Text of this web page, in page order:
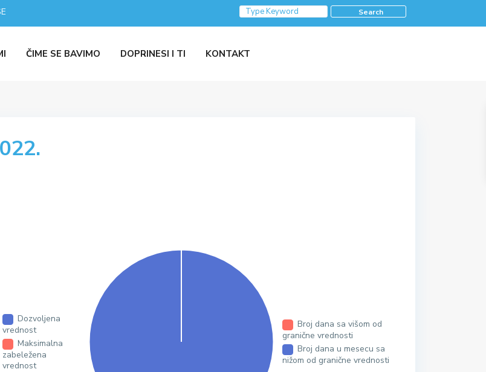
Search
ČIME SE BAVIMO DOPRINESI I TI KONTAKT
Dozvoljena
vrednost
Maksimalna
zabeležena
vrednost
Broj dana sa višom od
granične vrednosti
Broj dana u mesecu sa
nižom od granične vrednosti